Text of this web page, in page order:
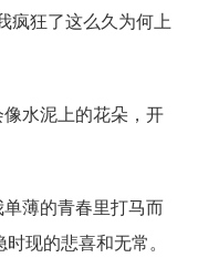
疯狂了这么久为何上
水泥上的花朵，开
薄的青春里打马而
现的悲喜和无常。